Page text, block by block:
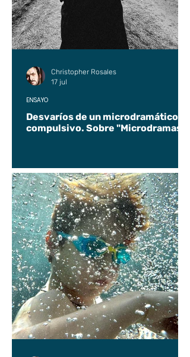
Desvaríos de un microdramático
compulsivo. Sobre "Microdramas".
ENSAYO
Christopher Rosales
17 jul